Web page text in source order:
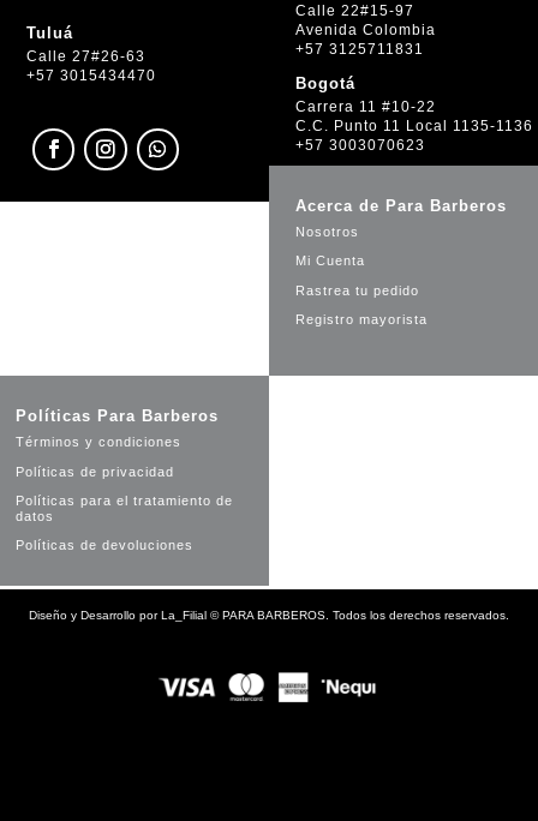
Tuluá
Calle 27#26-63
+57 3015434470
Calle 22#15-97
Avenida Colombia
+57 3125711831
Bogotá
Carrera 11 #10-22
C.C. Punto 11 Local 1135-1136
+57 3003070623
Acerca de Para Barberos
Nosotros
Mi Cuenta
Rastrea tu pedido
Registro mayorista
Políticas Para Barberos
Términos y condiciones
Políticas de privacidad
Políticas para el tratamiento de
datos
Políticas de devoluciones
Diseño y Desarrollo porLa_Filial ©PARA BARBEROS. Todos los derechos reservados.